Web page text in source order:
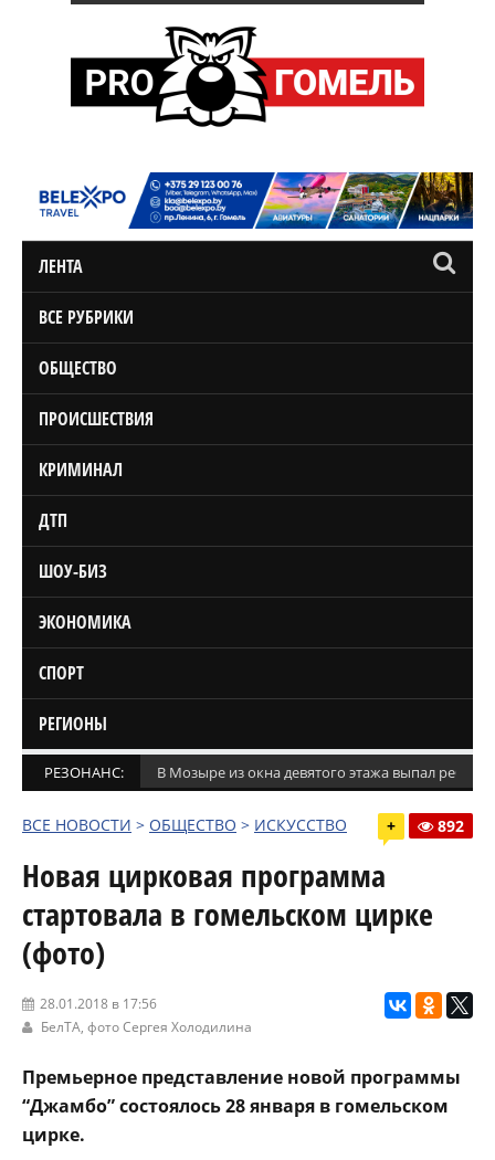
ЛЕНТА
ВСЕ РУБРИКИ
ОБЩЕСТВО
ПРОИСШЕСТВИЯ
КРИМИНАЛ
ДТП
ШОУ-БИЗ
ЭКОНОМИКА
СПОРТ
РЕГИОНЫ
РЕЗОНАНС: В Мозыре из окна девятого этажа выпал
ВСЕ НОВОСТИ > ОБЩЕСТВО > ИСКУССТВО + 892
Новая цирковая программа
стартовала в гомельском цирке
(фото)
28.01.2018 в 17:56
БелТА, фото Сергея Холодилина
Премьерное представление новой программы
“Джамбо” состоялось 28 января в гомельском
цирке.